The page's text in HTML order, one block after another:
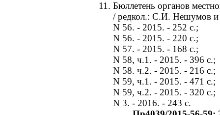
Бюллетень органов
/ редкол.: С.И. Нешумов и
N 56. - 2015. - 252 c.;
N 56. - 2015. - 220 c.;
N 57. - 2015. - 168 c.;
N 58, ч.1. - 2015. - 396 c.;
N 58. ч.2. - 2015. - 216 c.;
N 59, ч.1. - 2015. - 471 c.;
N 59, ч.2. - 2015. - 320 c.;
N 3. - 2016. - 243 c.